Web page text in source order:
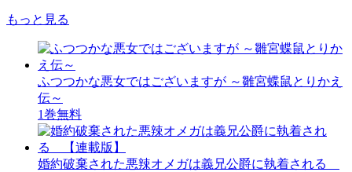
もっと見る
ふつつかな悪女ではございますが ～雛宮蝶鼠とりかえ
伝～
1巻無料
婚約破棄された悪辣オメガは義兄公爵に執着される